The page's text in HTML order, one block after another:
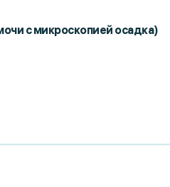
с микроскопией осадка)